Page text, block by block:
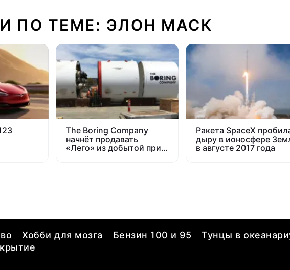
ПО ТЕМЕ: ЭЛОН МАСК
The Boring Company
начнёт продавать
«Лего» из добытой при
Ракета SpaceX
дыру в ионосфере
в августе 2017 года
Хобби для мозга Бензин 100 и 95 Тунцы в